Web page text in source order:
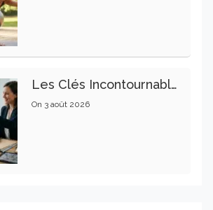
Les Clés Incontournables Pour Réussir Vos Transactions Immobilières
On 3 août 2026